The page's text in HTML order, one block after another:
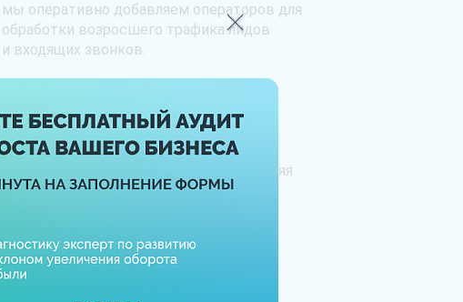
мы оперативно добавляем операторов для
обработки возросшего трафика лидов
и входящих звонков.
— Грамотное взаимодействие лидеров
рынка маркетинга и отдела продаж
повышает уровень наших услуг, позволяя
предоставить наилучшее качество за
Собственные разработчики в штате